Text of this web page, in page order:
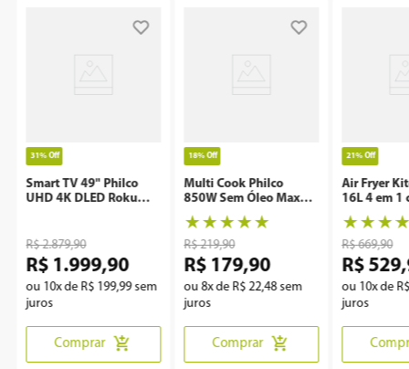
31% Off
Smart TV 49" Philco
UHD 4K DLED Roku
R$ 2.879,90
R$ 1.999,90
ou 10x de R$ 199,99sem
juros
Comprar
18% Off
Multi Cook Philco
850W Sem Óleo Maxx
Clean
★★★★★
R$ 219,90
R$ 179,90
ou8x de R$ 22,48sem
juros
Comprar
21% Off
Air Fryer
16L 4 em 1
Rotisserie
★★★
R$ 669,90
R$ 529,
ou 10x de
juros